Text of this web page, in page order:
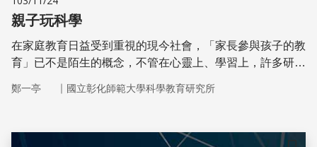
親子玩科學
在家庭教育日益受到重視的現今社會，「家長參與孩子的教
育」已不是陌生的概念，不管在心靈上、學習上，許多研究
們期待科學能成為生活及大眾文化中的一部分，就應重視家
業外，可以有更積極的作為
鄭一亭 ｜ 國立彰化師範大學科學教育研究所